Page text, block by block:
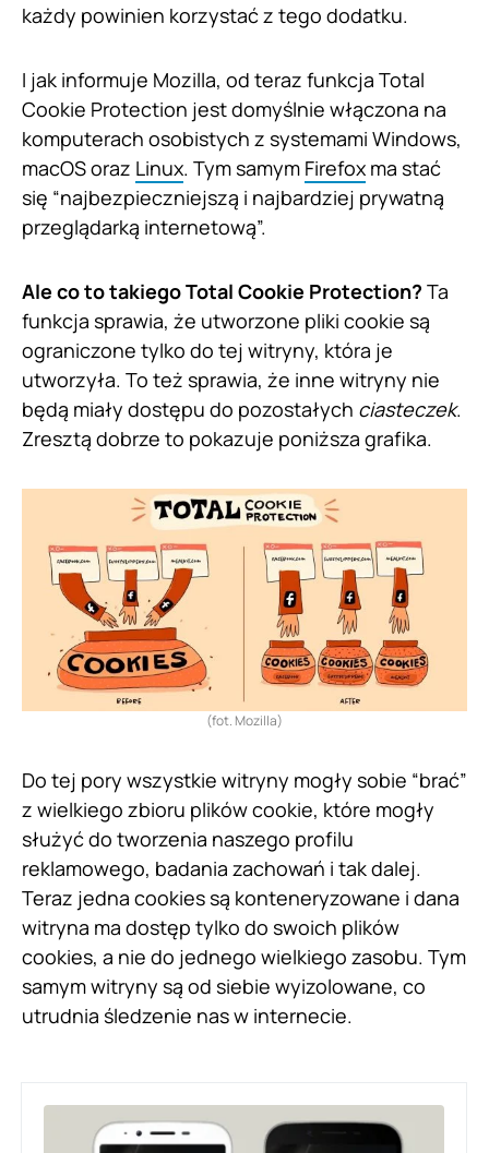
każdy powinien korzystać z tego dodatku.
I jak informuje Mozilla, od teraz funkcja Total
Cookie Protection jest domyślnie włączona na
komputerach osobistych z systemami Windows,
macOS oraz Linux. Tym samym Firefox ma stać
się “najbezpieczniejszą i najbardziej prywatną
przeglądarką internetową”.
Ale co to takiego Total Cookie Protection? Ta
funkcja sprawia, że utworzone pliki cookie są
ograniczone tylko do tej witryny, która je
utworzyła. To też sprawia, że inne witryny nie
będą miały dostępu do pozostałych ciasteczek.
Zresztą dobrze to pokazuje poniższa grafika.
(fot. Mozilla)
Do tej pory wszystkie witryny mogły sobie “brać”
z wielkiego zbioru plików cookie, które mogły
służyć do tworzenia naszego profilu
reklamowego, badania zachowań i tak dalej.
Teraz jedna cookies są konteneryzowane i dana
witryna ma dostęp tylko do swoich plików
cookies, a nie do jednego wielkiego zasobu. Tym
samym witryny są od siebie wyizolowane, co
utrudnia śledzenie nas w internecie.